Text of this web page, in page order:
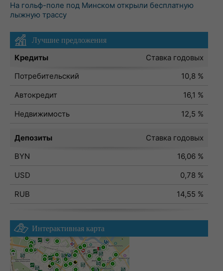
На гольф-поле под Минском открыли бесплатную
лыжную трассу
Лучшие предложения
Кредиты
Ставка годовых
Потребительский
10,8 %
Автокредит
16,1 %
Недвижимость
12,5 %
Депозиты
Ставка годовых
BYN
16,06 %
USD
0,78 %
RUB
14,55 %
Интерактивная карта